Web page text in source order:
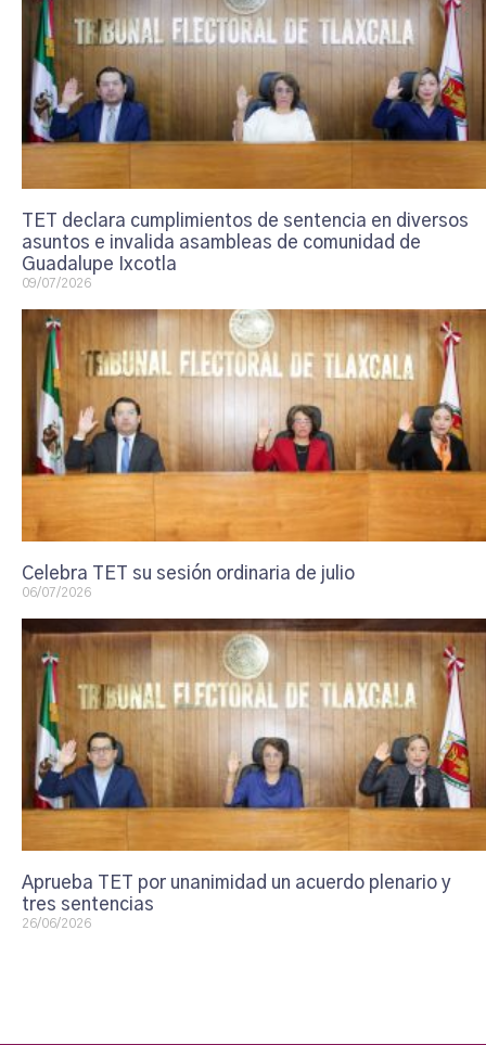
TET declara cumplimientos de sentencia en diversos
asuntos e invalida asambleas de comunidad de
Guadalupe Ixcotla
09/07/2026
Celebra TET su sesión ordinaria de julio
06/07/2026
Aprueba TET por unanimidad un acuerdo plenario y
tres sentencias
26/06/2026